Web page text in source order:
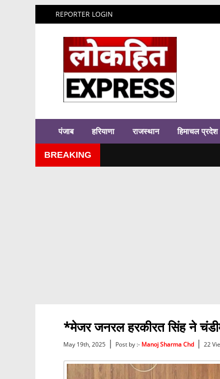
REPORTER LOGIN
पंजाब हरियाणा राजस्थान हिमाचल प्रदेश
BREAKING
*मेजर जनरल हरकीरत सिंह ने
May 19th, 2025 | Post by :- Manoj Sharma Chd | 22